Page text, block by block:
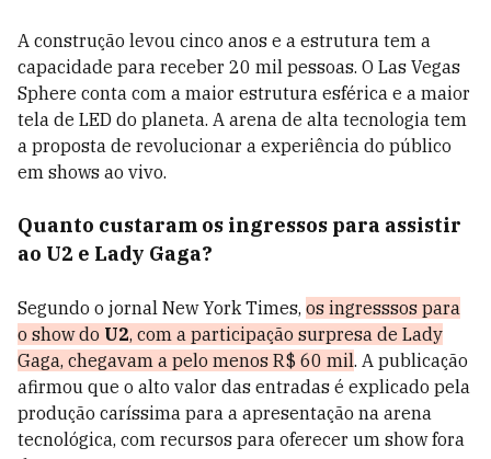
A construção levou cinco anos e a estrutura tem a
capacidade para receber 20 mil pessoas. O Las Vegas
Sphere conta com a maior estrutura esférica e a maior
tela de LED do planeta. A arena de alta tecnologia tem
a proposta de revolucionar a experiência do público
em shows ao vivo.
Quanto custaram os ingressos para assistir
ao U2 e Lady Gaga?
Segundo o jornal New York Times, os ingresssos para
o show do U2, com a participação surpresa de Lady
Gaga, chegavam a pelo menos R$ 60 mil. A publicação
afirmou que o alto valor das entradas é explicado pela
produção caríssima para a apresentação na arena
tecnológica, com recursos para oferecer um show fora